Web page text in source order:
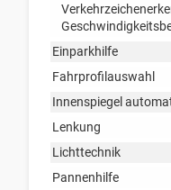
Einparkhilfe
Fahrprofilauswahl
Innenspiegel
Lenkung
Lichttechnik
Pannenhilfe